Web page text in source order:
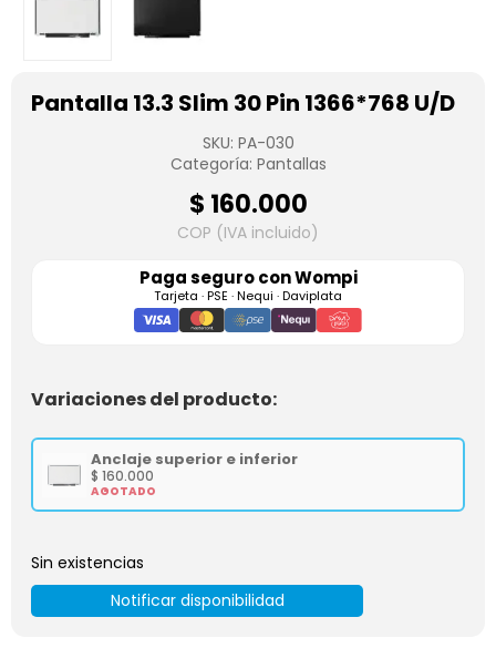
Pantalla 13.3 Slim 30 Pin 1366*768 U/D
SKU: PA-030
Categoría: Pantallas
$ 160.000
COP (IVA incluido)
Paga seguro conWompi
Tarjeta · PSE · Nequi · Daviplata
Variaciones del producto:
Anclaje superior e inferior
$ 160.000
AGOTADO
Sin existencias
Notificar disponibilidad